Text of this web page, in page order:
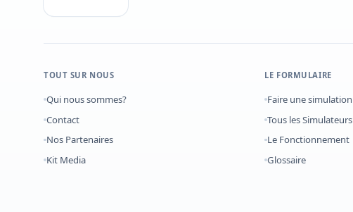
TOUT SUR NOUS
Qui nous sommes?
Contact
Nos Partenaires
Kit Media
LE FORMULAIRE
Faire une simulation
Tous les Simulateurs
Le Fonctionnement
Glossaire